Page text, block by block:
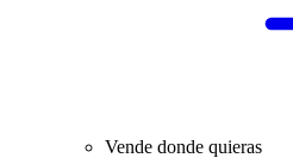
Vende donde quieras